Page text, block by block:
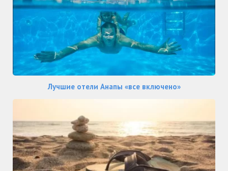
Лучшие отели Анапы «все включено»